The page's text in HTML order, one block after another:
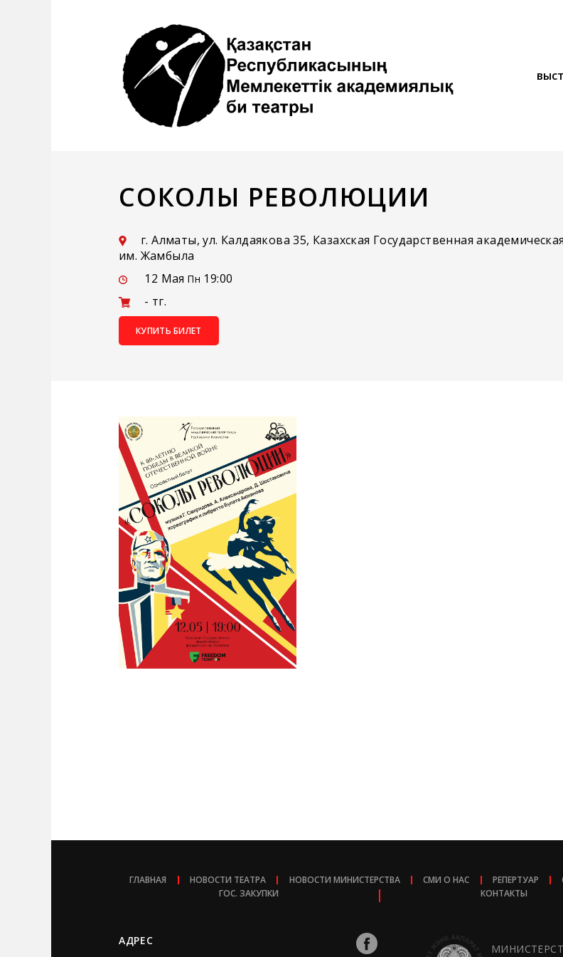
СОКОЛЫ РЕВОЛЮЦИИ
г. Алматы, ул. Калдаякова 35, Казахская Государственная
им. Жамбыла
12 Мая Пн 19:00
- тг.
КУПИТЬ БИЛЕТ
ГЛАВНАЯ НОВОСТИ ТЕАТРА НОВОСТИ МИНИСТЕРСТВА СМИ О НАС РЕПЕРТУАР
ГОС. ЗАКУПКИ
КОНТАКТЫ
АДРЕС